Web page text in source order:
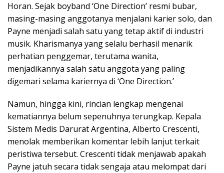
Horan. Sejak boyband ‘One Direction’ resmi bubar,
masing-masing anggotanya menjalani karier solo, dan
Payne menjadi salah satu yang tetap aktif di industri
musik. Kharismanya yang selalu berhasil menarik
perhatian penggemar, terutama wanita,
menjadikannya salah satu anggota yang paling
digemari selama kariernya di ‘One Direction.’
Namun, hingga kini, rincian lengkap mengenai
kematiannya belum sepenuhnya terungkap. Kepala
Sistem Medis Darurat Argentina, Alberto Crescenti,
menolak memberikan komentar lebih lanjut terkait
peristiwa tersebut. Crescenti tidak menjawab apakah
Payne jatuh secara tidak sengaja atau melompat dari